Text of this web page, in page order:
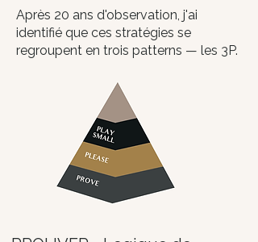
Après 20 ans d'observation, j'ai
identifié que ces stratégies se
regroupent en trois patterns — les 3P.